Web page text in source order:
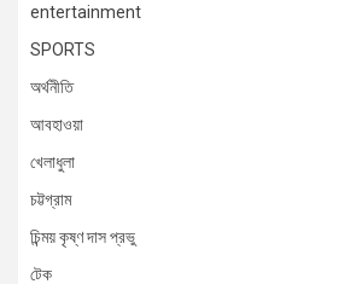
entertainment
SPORTS
অর্থনীতি
আবহাওয়া
খেলাধুলা
চট্টগ্রাম
চিন্ময় কৃষ্ণ দাস প্রভু
টেক